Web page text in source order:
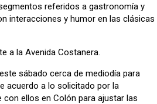
referidos a gastronomía y
interacciones y humor en las clásicas
a la Avenida Costanera.
sábado cerca de mediodía para
acuerdo a lo solicitado por la
ellos en Colón para ajustar las